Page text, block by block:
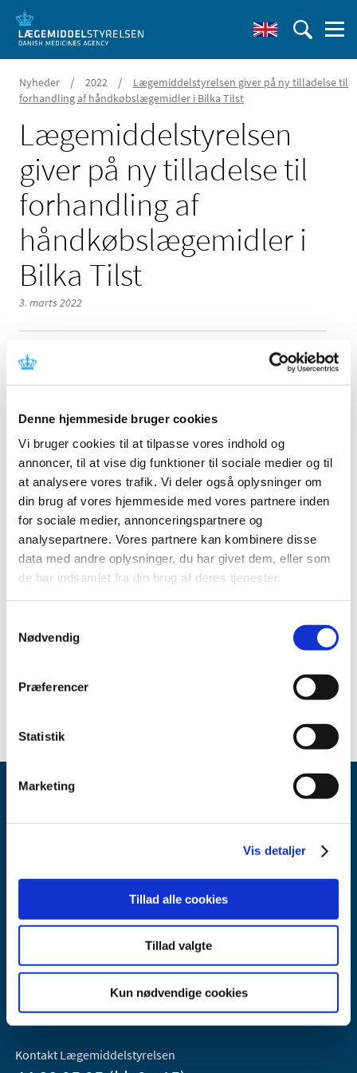
Denne hjemmeside bruger cookies
Vi bruger cookies til at tilpasse vores indhold og
annoncer, til at vise dig funktioner til sociale medier og til
at analysere vores trafik. Vi deler også oplysninger om
din brug af vores hjemmeside med vores partnere inden
for sociale medier, annonceringspartnere og
analysepartnere. Vores partnere kan kombinere disse
data med andre oplysninger, du har givet dem, eller som
de har indsamlet fra din brug af deres tjenester.
Nødvendig
Præferencer
Statistik
Marketing
Vis detaljer
Tillad alle cookies
Tillad valgte
Kun nødvendige cookies
Nyheder / 2022 /
Lægemiddelstyrelsen giver på ny tilladelse til
forhandling af håndkøbslægemidler i Bilka Tilst
Lægemiddelstyrelsen
giver på ny tilladelse til
forhandling af
håndkøbslægemidler i
Bilka Tilst
3. marts 2022
Lægemiddelstyrelsen på ny givet tilladelse til
detailforhandling af håndkøbslægemidler i butikken:
Bilka Tilst
Agerøvej 7
8381 Tilst
P-nummer: 1003224953
CVR-nummer (Salling Group A/S): 35954716.
håndkøbslægemidler
Lægemiddelstyrelsen
2300 København S
Lægemiddelstyrelsen er en del af
Sundheds- og Kirkeministeriet.
Kontakt Lægemiddelstyrelsen